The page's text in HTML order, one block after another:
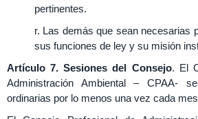
pertinentes.
r. Las demás que sean necesarias
sus funciones de ley y su misión
Artículo 7. Sesiones del Consejo. El
Administración Ambiental – CPAA-
ordinarias por lo menos una vez cada